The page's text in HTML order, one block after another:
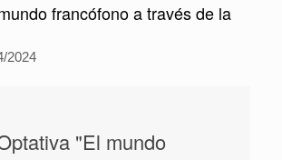
francófono a través de la
2024
"El mundo